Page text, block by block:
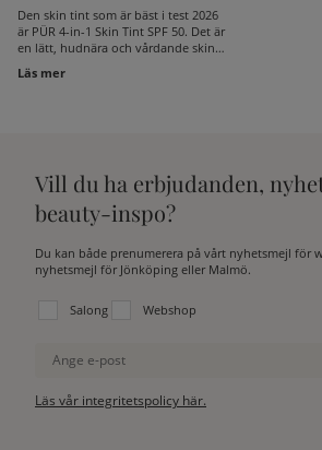
Den skin tint som är bäst i test 2026
är PÜR 4-in-1 Skin Tint SPF 50. Det är
en lätt, hudnära och vårdande skin
tint som passar alla hudtyper,
jämnar ut hudtonen fint och ger
Läs mer
Vill du ha erbjudanden,
beauty-inspo?
Du kan både prenumerera på vårt nyhetsmejl för
nyhetsmejl för Jönköping eller Malmö.
Välj vilken lista du vill prenumerera på:
Salong Webshop
Ange e-post
Läs vår integritetspolicy här.